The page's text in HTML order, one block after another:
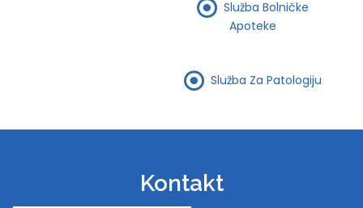
Služba Bolničke
Apoteke
Služba Za Patologiju
Kontakt